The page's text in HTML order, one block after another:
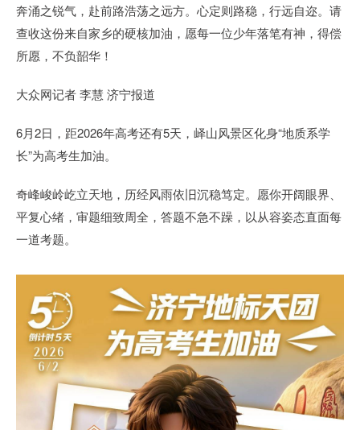
奔涌之锐气，赴前路浩荡之远方。心定则路稳，行远自迩。请
查收这份来自家乡的硬核加油，愿每一位少年落笔有神，得偿
所愿，不负韶华！
大众网记者 李慧 济宁报道
6月2日，距2026年高考还有5天，峄山风景区化身“地质系学
长”为高考生加油。
奇峰峻岭屹立天地，历经风雨依旧沉稳笃定。愿你开阔眼界、
平复心绪，审题细致周全，答题不急不躁，以从容姿态直面每
一道考题。